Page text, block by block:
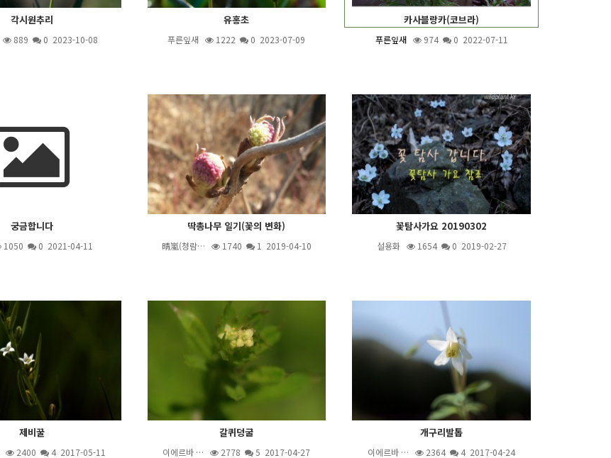
각시원추리
889 0 2023-10-08
유홍초
푸른잎새 1222 0 2023-07-09
카사블랑카(코브라)
푸른잎새 974 0 2022-07-11
궁금합니다
1050 0 2021-04-11
딱총나무 일기(꽃의 변화)
晴嵐(청람… 1740 1 2019-04-10
꽃탐사가요 20190302
설용화 1654 0 2019-02-27
제비꿀
2400 42017-05-11
갈퀴덩굴
이에르바 … 2778 5 2017-04-27
개구리발톱
이에르바 … 2364 4 2017-04-24